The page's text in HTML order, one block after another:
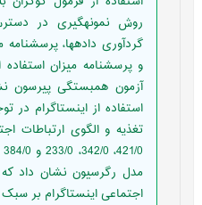
روش نمونه­گیری در
گردآوری داده­ها،
و پرسشنامه میزان استفاده
آزمون همبستگی پیرسون
استفاده از اینستاگرام در
تغذیه و الگوی ارتباطات
مدل رگرسیون نشان داد که
اجتماعی اینستاگرام بر سبک